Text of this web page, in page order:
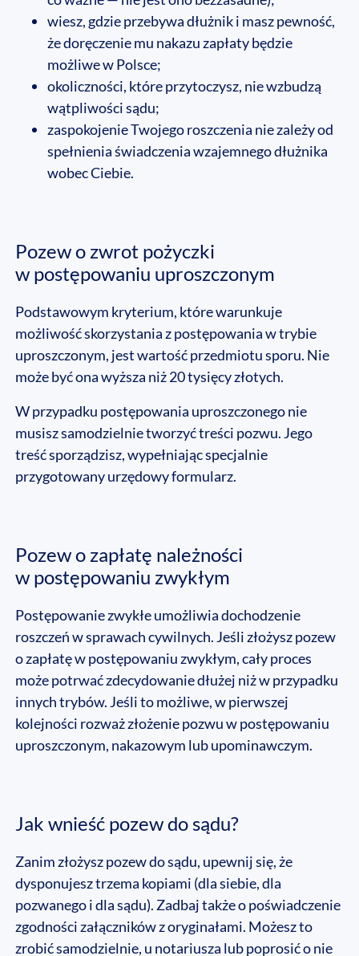
wiesz, gdzie przebywa dłużnik i masz pewność,
że doręczenie mu nakazu zapłaty będzie
możliwe w Polsce;
okoliczności, które przytoczysz, nie wzbudzą
wątpliwości sądu;
zaspokojenie Twojego roszczenia nie zależy od
spełnienia świadczenia wzajemnego dłużnika
wobec Ciebie.
Pozew o zwrot pożyczki
w postępowaniu uproszczonym
Podstawowym kryterium, które warunkuje
możliwość skorzystania z postępowania w trybie
uproszczonym, jest wartość przedmiotu sporu. Nie
może być ona wyższa niż 20 tysięcy złotych.
W przypadku postępowania uproszczonego nie
musisz samodzielnie tworzyć treści pozwu. Jego
treść sporządzisz, wypełniając specjalnie
przygotowany urzędowy formularz.
Pozew o zapłatę należności
w postępowaniu zwykłym
Postępowanie zwykłe umożliwia dochodzenie
roszczeń w sprawach cywilnych. Jeśli złożysz pozew
o zapłatę w postępowaniu zwykłym, cały proces
może potrwać zdecydowanie dłużej niż w przypadku
innych trybów. Jeśli to możliwe, w pierwszej
kolejności rozważ złożenie pozwu w postępowaniu
uproszczonym, nakazowym lub upominawczym.
Jak wnieść pozew do sądu?
Zanim złożysz pozew do sądu, upewnij się, że
dysponujesz trzema kopiami (dla siebie, dla
pozwanego i dla sądu). Zadbaj także o poświadczenie
zgodności załączników z oryginałami. Możesz to
zrobić samodzielnie, u notariusza lub poprosić o nie